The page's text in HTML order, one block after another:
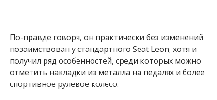
По-правде говоря, он практически без изменений
позаимствован у стандартного Seat Leon, хотя и
получил ряд особенностей, среди которых можно
отметить накладки из металла на педалях и более
спортивное рулевое колесо.